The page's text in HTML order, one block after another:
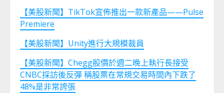
【美股新聞】TikTok宣佈推出一款新產品——Pulse
Premiere
【美股新聞】Unity進行大規模裁員
【美股新聞】Chegg股價於週二晚上執行長接受
CNBC採訪後反彈 稱股票在常規交易時間內下跌了
48%是非常誇張